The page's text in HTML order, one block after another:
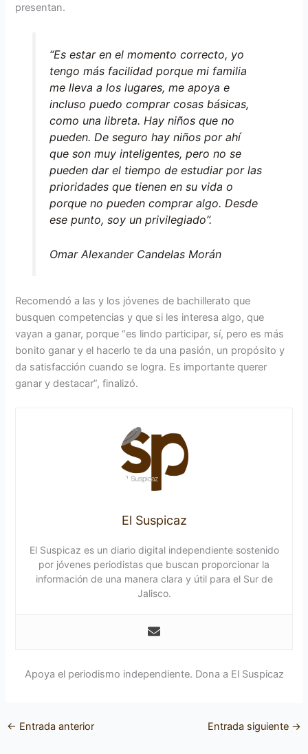
presentan.
“Es estar en el momento correcto, yo
tengo más facilidad porque mi familia
me lleva a los lugares, me apoya e
incluso puedo comprar cosas básicas,
como una libreta. Hay niños que no
pueden. De seguro hay niños por ahí
que son muy inteligentes, pero no se
pueden dar el tiempo de estudiar por las
prioridades que tienen en su vida o
porque no pueden comprar algo. Desde
ese punto, soy un privilegiado”.
Omar Alexander Candelas Morán
Recomendó a las y los jóvenes de bachillerato que
busquen competencias y que si les interesa algo, que
vayan a ganar, porque “es lindo participar, sí, pero es más
bonito ganar y el hacerlo te da una pasión, un propósito y
da satisfacción cuando se logra. Es importante querer
ganar y destacar”, finalizó.
El Suspicaz
El Suspicaz es un diario digital independiente sostenido
por jóvenes periodistas que buscan proporcionar la
información de una manera clara y útil para el Sur de
Jalisco.
Apoya el periodismo independiente. Dona a El Suspicaz
← Entrada anterior Entrada siguiente →